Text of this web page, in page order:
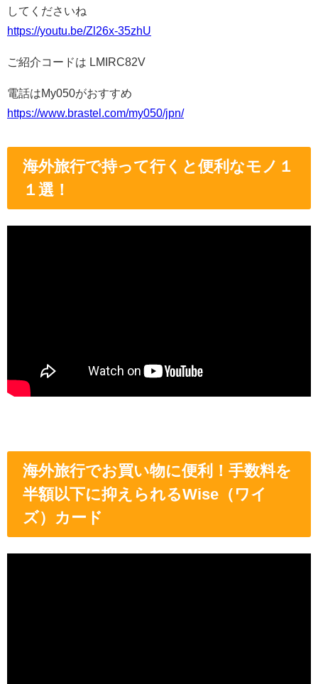
してくださいね
https://youtu.be/Zl26x-35zhU
ご紹介コードは LMIRC82V
電話はMy050がおすすめ
https://www.brastel.com/my050/jpn/
海外旅行で持って行くと便利なモノ１
１選！
海外旅行でお買い物に便利！手数料を
半額以下に抑えられるWise（ワイ
ズ）カード